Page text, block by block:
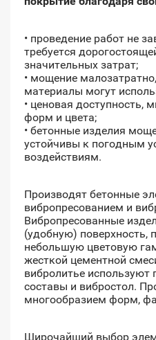
• проведение работ не
требуется
значительных затрат;
• мощение
материалы могут
• ценовая доступность,
форм и цвета;
• бетонные изделия
устойчивы к погодным
воздействиям.
Производят бетонные
вибропресованием и
Вибропресованные
(удобную) поверхность,
небольшую цветовую
жесткой цементной
вибролитье
составы и вибростол.
многообразием форм,
Широчайший выбор